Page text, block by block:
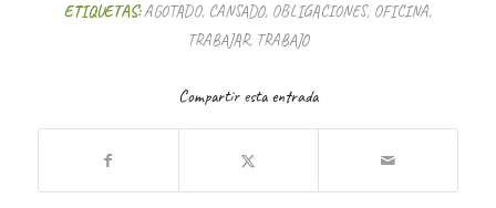
ETIQUETAS:AGOTADO, CANSADO, OBLIGACIONES, OFICINA,
TRABAJAR, TRABAJO
Compartir esta entrada